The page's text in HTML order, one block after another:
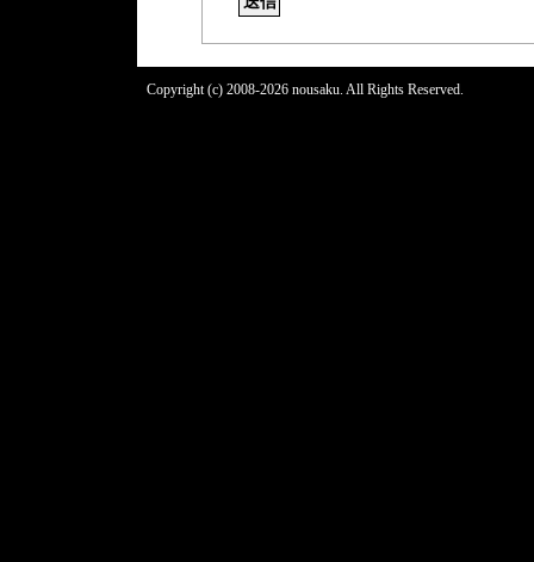
Copyright (c) 2008-2026 nousaku. All Rights Reserved.